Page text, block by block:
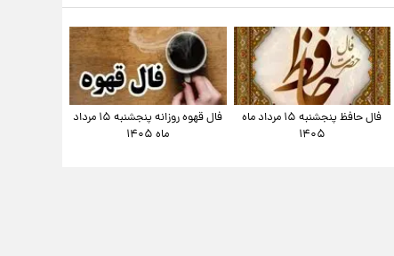
فال حافظ پنجشنبه ۱۵ مرداد ماه
۱۴۰۵
فال قهوه روزانه پنجشنبه ۱۵ مرداد
ماه ۱۴۰۵